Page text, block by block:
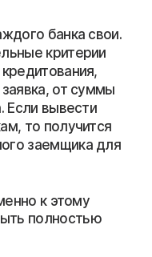
банка свои.
критерии
от суммы
Если вывести
то получится
заемщика для
к этому
полностью